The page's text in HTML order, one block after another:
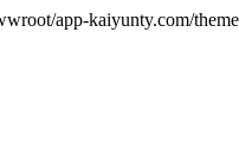
app-kaiyunty.com/